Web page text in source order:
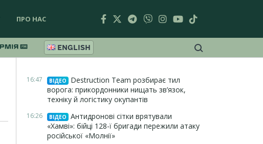
ПРО НАС
ENGLISH
16:47 ВІДЕО
Destruction Team розбирає тил
ворога: прикордонники нищать зв’язок,
техніку й логістику окупантів
16:26 ВІДЕО
Антидронові сітки врятували
«Хамві»: бійці 128-ї бригади пережили атаку
російської «Молнії»